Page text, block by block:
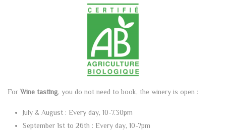
ForWine tasting, you do not need to book, the winery is open :
July & August : Every day, 10-7.30pm
September 1st to 26th : Every day, 10-7pm